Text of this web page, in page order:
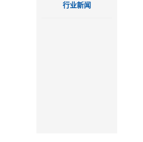
行业新闻